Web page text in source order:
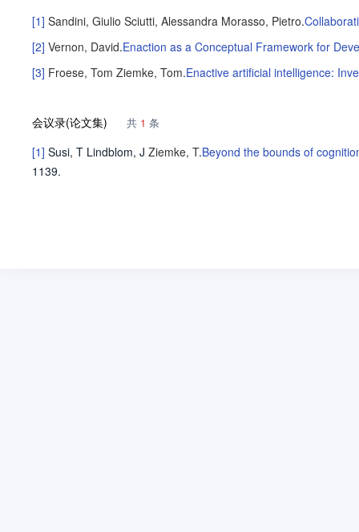
[1] Sandini, Giulio Sciutti, Alessandra Morasso, Pietro.
[2] Vernon, David.Enaction as a Conceptual Framework for
[3] Froese, Tom Ziemke, Tom.Enactive artificial intelligence:
会议录(论文集) 共 1 条
[1] Susi, T Lindblom, J Ziemke, T.Beyond the bounds of
1139.